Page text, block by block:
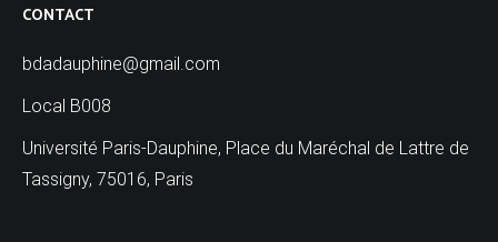
CONTACT
bdadauphine@gmail.com
Local B008
Université Paris-Dauphine, Place du Maréchal de Lattre de
Tassigny, 75016, Paris